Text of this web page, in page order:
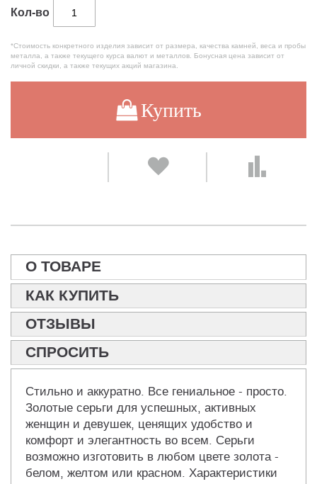
Кол-во
*Стоимость конкретного изделия зависит от размера, качества камней, веса и пробы
металла, а также текущего курса валют и металлов. Бонусная цена зависит от
личной скидки, а также текущих акций магазина.
Купить
О ТОВАРЕ
КАК КУПИТЬ
ОТЗЫВЫ
СПРОСИТЬ
Стильно и аккуратно. Все гениальное - просто.
Золотые серьги для успешных, активных
женщин и девушек, ценящих удобство и
комфорт и элегантность во всем. Серьги
возможно изготовить в любом цвете золота -
белом, желтом или красном. Характеристики